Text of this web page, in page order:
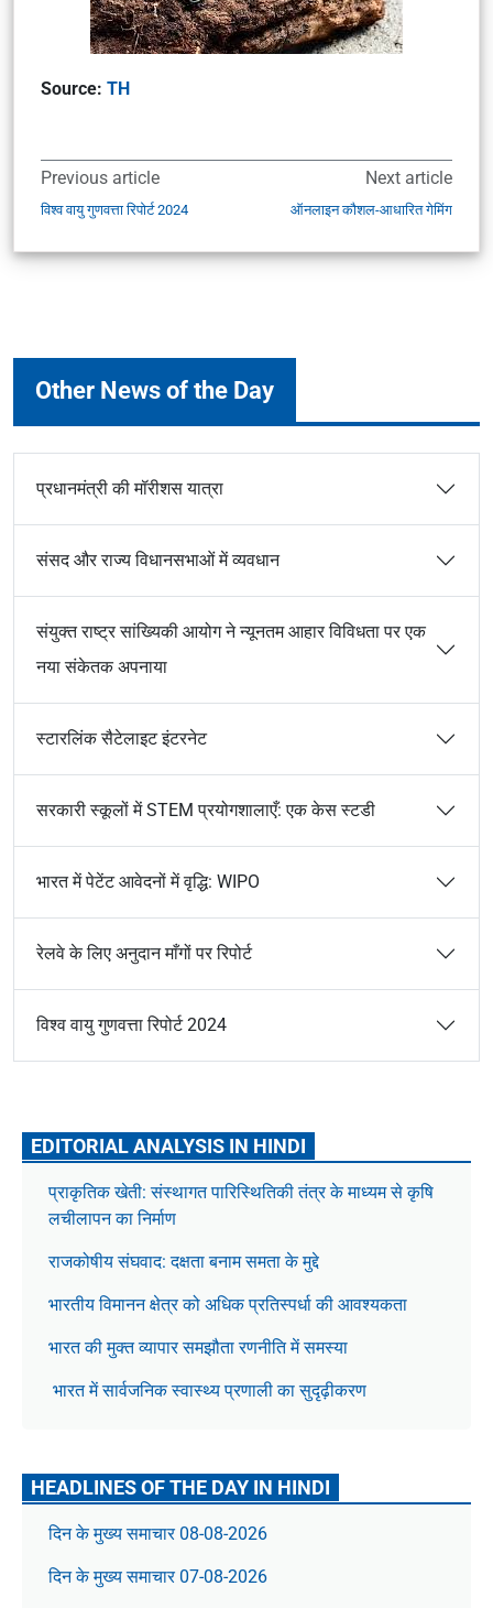
Source: TH
Previous article
विश्व वायु गुणवत्ता रिपोर्ट 2024
Next article
ऑनलाइन कौशल-आधारित गेमिंग
Other News of the Day
प्रधानमंत्री की मॉरीशस यात्रा
संसद और राज्य विधानसभाओं में व्यवधान
संयुक्त राष्ट्र सांख्यिकी आयोग ने न्यूनतम आहार विविधता पर एक
नया संकेतक अपनाया
स्टारलिंक सैटेलाइट इंटरनेट
सरकारी स्कूलों में STEM प्रयोगशालाएँ: एक केस स्टडी
भारत में पेटेंट आवेदनों में वृद्धि: WIPO
रेलवे के लिए अनुदान माँगों पर रिपोर्ट
विश्व वायु गुणवत्ता रिपोर्ट 2024
EDITORIAL ANALYSIS IN HINDI
प्राकृतिक खेती: संस्थागत पारिस्थितिकी तंत्र के माध्यम से कृषि
लचीलापन का निर्माण
राजकोषीय संघवाद: दक्षता बनाम समता के मुद्दे
भारतीय विमानन क्षेत्र को अधिक प्रतिस्पर्धा की आवश्यकता
भारत की मुक्त व्यापार समझौता रणनीति में समस्या
भारत में सार्वजनिक स्वास्थ्य प्रणाली का सुदृढ़ीकरण
HEADLINES OF THE DAY IN HINDI
दिन के मुख्य समाचार 08-08-2026
दिन के मुख्य समाचार 07-08-2026